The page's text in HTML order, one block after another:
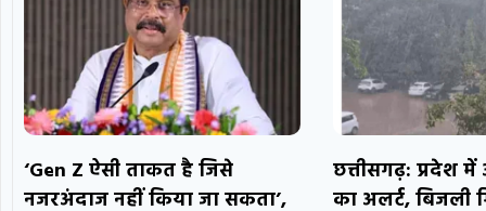
‘Gen Z ऐसी ताकत है जिसे
नजरअंदाज नहीं किया जा सकता’,
छत्तीसगढ़: प्रदेश
का अलर्ट, बिजली